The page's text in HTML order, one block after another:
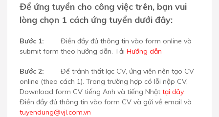
Để ứng tuyển cho công việc trên, bạn vui
lòng chọn 1 cách ứng tuyển dưới đây:
Bước 1:
Điền đầy đủ thông tin vào form online và
submit form theo hướng dẫn. Tải Hướng dẫn
Bước 2:
Để tránh thất lạc CV, ứng viên nên tạo CV
online (theo cách 1). Trong trường hợp có lỗi nộp CV,
Download form CV tiếng Anh và tiếng Nhật tại đây.
Điền đầy đủ thông tin vào form CV và gửi về email và
tuyendung@vjl.com.vn